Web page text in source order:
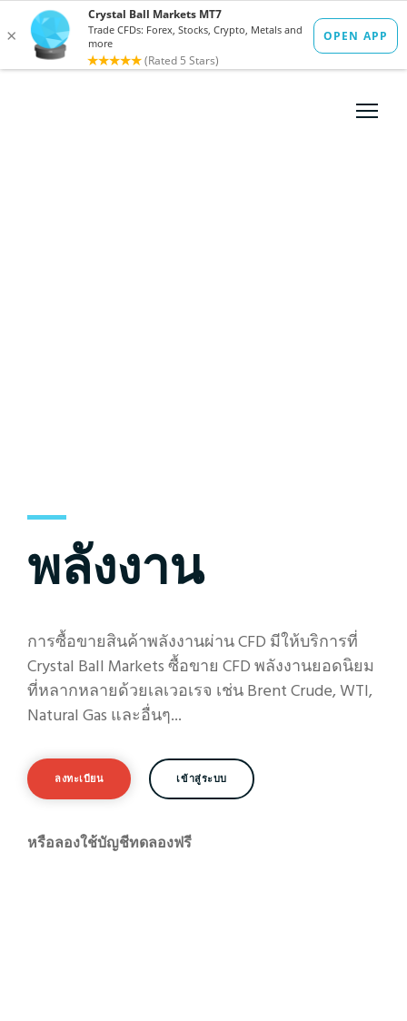
พลังงาน
การซื้อขายสินค้าพลังงานผ่าน CFD มีให้บริการที่
Crystal Ball Markets ซื้อขาย CFD พลังงานยอดนิยม
ที่หลากหลายด้วยเลเวอเรจ เช่น Brent Crude, WTI,
Natural Gas และอื่นๆ...
ลงทะเบียน เข้าสู่ระบบ
หรือลองใช้บัญชีทดลองฟรี